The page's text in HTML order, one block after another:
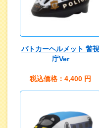
パトカーヘルメット 警視
庁Ver
税込価格：4,400 円